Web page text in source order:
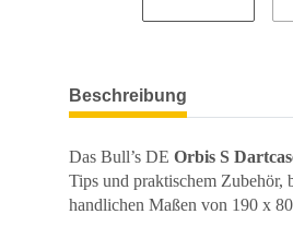
weitere Registerkarten
Beschreibung
Das Bull’s DE Orbis S
Tips und praktischem Zubehör,
handlichen Maßen von 190 x